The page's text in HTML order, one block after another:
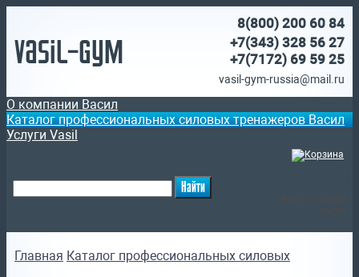
Vasil-Gym
8(800) 200 60 84
+7(343) 328 56 27
+7(7172) 69 59 25
vasil-gym-russia@mail.ru
О компании Васил
Каталог профессиональных силовых тренажеров Васил
Услуги Vasil
Главная Каталог профессиональных силовых